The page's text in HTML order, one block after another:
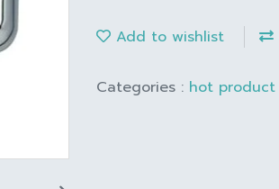
Add to wishlist
Categories : hot product